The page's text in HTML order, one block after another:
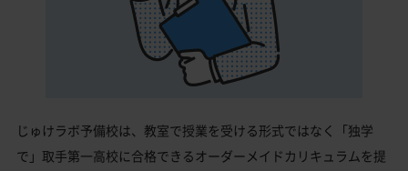
じゅけラボ予備校は、教室で授業を受ける形式ではなく「独学
で」取手第一高校に合格できるオーダーメイドカリキュラムを提